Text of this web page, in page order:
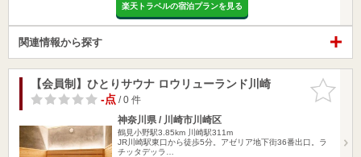
楽天トラベルの宿泊プランを見る
関連情報から探す
お気に入
りに追加
【会員制】ひとりサウナ ロウリューランド川崎
-点/ 0 件
神奈川県 / 川崎市川崎区
鶴見小野駅3.85km
川崎駅311m
JR川崎駅東口から徒歩5分。アゼリア地下街36番出口。ラ
チッタデッラ…